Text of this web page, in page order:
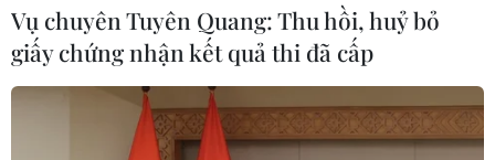
Theo dõi VietnamPlus
Vụ chuyên Tuyên Quang: Thu hồi, huỷ bỏ
giấy chứng nhận kết quả thi đã cấp